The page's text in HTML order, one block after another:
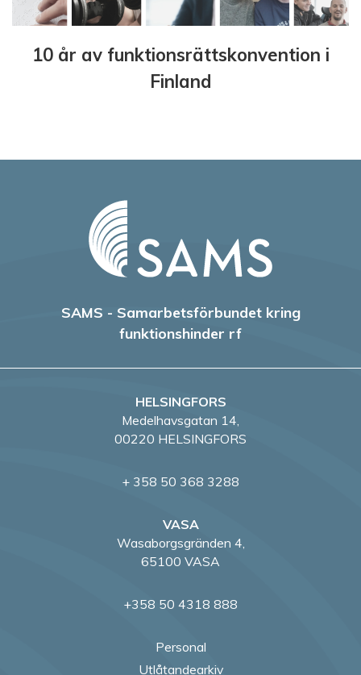
10 år av funktionsrättskonvention i
Finland
SAMS - Samarbetsförbundet kring
funktionshinder rf
HELSINGFORS
Medelhavsgatan 14,
00220 HELSINGFORS
+ 358 50 368 3288
VASA
Wasaborgsgränden 4,
65100 VASA
+358 50 4318 888
Personal
Utlåtandearkiv